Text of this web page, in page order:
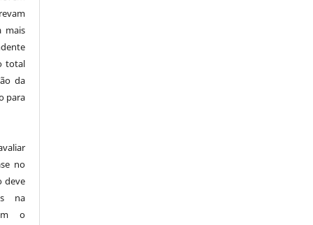
mais
total
da
para
no
deve
na
o